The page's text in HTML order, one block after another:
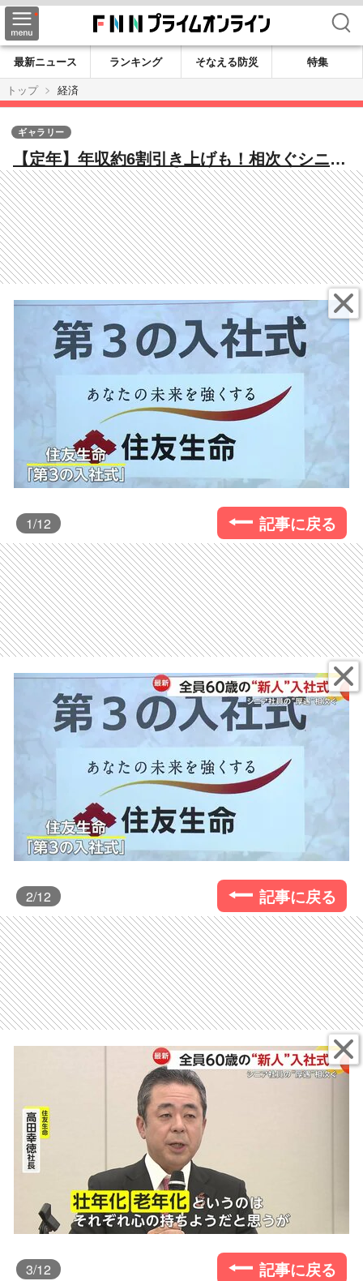
検索
最新ニュース ランキング そなえる防災
特集
トップ
経済
【定年】年収約6割引き上げも！相次ぐシニア
社員の登用見直し 「社長と同期です」全員
60歳の“新人”入社式も 人手不足解消の布石
となるか
ギャラリー
1/12 記事に戻る
2/12 記事に戻る
3/12 記事に戻る